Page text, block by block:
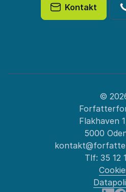
Kontakt
©
Flakhaven
5000
Tlf: 35 12